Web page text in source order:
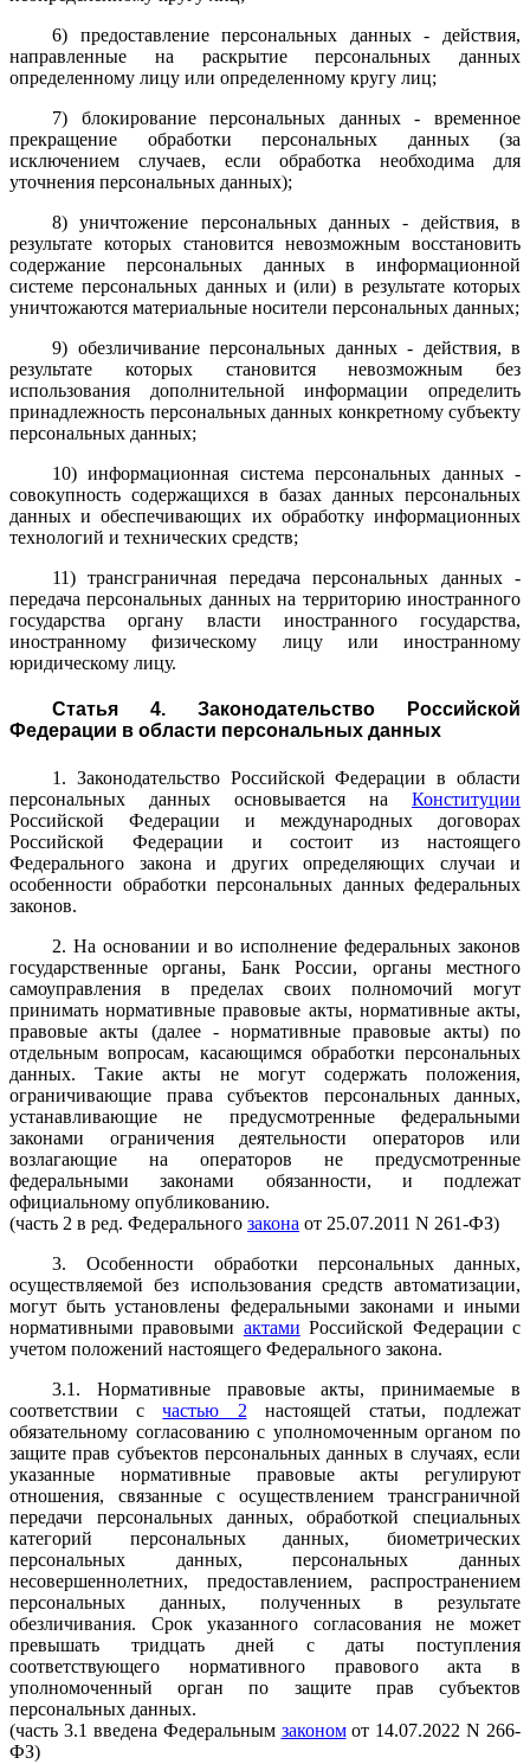
6) предоставление персональных данных - действия,
направленные на раскрытие персональных данных
определенному лицу или определенному кругу лиц;
7) блокирование персональных данных - временное
прекращение обработки персональных данных (за
исключением случаев, если обработка необходима для
уточнения персональных данных);
8) уничтожение персональных данных - действия, в
результате которых становится невозможным восстановить
содержание персональных данных в информационной
системе персональных данных и (или) в результате которых
уничтожаются материальные носители персональных данных;
9) обезличивание персональных данных - действия, в
результате которых становится невозможным без
использования дополнительной информации определить
принадлежность персональных данных конкретному субъекту
персональных данных;
10) информационная система персональных данных -
совокупность содержащихся в базах данных персональных
данных и обеспечивающих их обработку информационных
технологий и технических средств;
11) трансграничная передача персональных данных -
передача персональных данных на территорию иностранного
государства органу власти иностранного государства,
иностранному физическому лицу или иностранному
юридическому лицу.
Статья 4. Законодательство Российской
Федерации в области персональных данных
1. Законодательство Российской Федерации в области
персональных данных основывается на Конституции
Российской Федерации и международных договорах
Российской Федерации и состоит из настоящего
Федерального закона и других определяющих случаи и
особенности обработки персональных данных федеральных
законов.
2. На основании и во исполнение федеральных законов
государственные органы, Банк России, органы местного
самоуправления в пределах своих полномочий могут
принимать нормативные правовые акты, нормативные акты,
правовые акты (далее - нормативные правовые акты) по
отдельным вопросам, касающимся обработки персональных
данных. Такие акты не могут содержать положения,
ограничивающие права субъектов персональных данных,
устанавливающие не предусмотренные федеральными
законами ограничения деятельности операторов или
возлагающие на операторов не предусмотренные
федеральными законами обязанности, и подлежат
официальному опубликованию.
(часть 2 в ред. Федерального закона от 25.07.2011 N 261-ФЗ)
3. Особенности обработки персональных данных,
осуществляемой без использования средств автоматизации,
могут быть установлены федеральными законами и иными
нормативными правовыми актами Российской Федерации с
учетом положений настоящего Федерального закона.
3.1. Нормативные правовые акты, принимаемые в
соответствии счастью 2 настоящей статьи, подлежат
обязательному согласованию с уполномоченным органом по
защите прав субъектов персональных данных в случаях, если
указанные нормативные правовые акты регулируют
отношения, связанные с осуществлением трансграничной
передачи персональных данных, обработкой специальных
категорий персональных данных, биометрических
персональных данных, персональных данных
несовершеннолетних, предоставлением, распространением
персональных данных, полученных в результате
обезличивания. Срок указанного согласования не может
превышать тридцать дней с даты поступления
соответствующего нормативного правового акта в
уполномоченный орган по защите прав субъектов
персональных данных.
(часть 3.1 введена Федеральным закономот 14.07.2022 N 266-
ФЗ)